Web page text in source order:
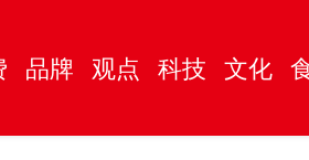
品牌 观点 科技 文化